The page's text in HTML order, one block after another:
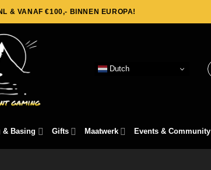
& VANAF €100,- BINNEN EUROPA!
Dutch
& Basing Gifts Maatwerk Events & Community